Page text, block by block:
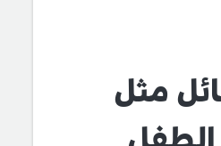
مثل
الطفل